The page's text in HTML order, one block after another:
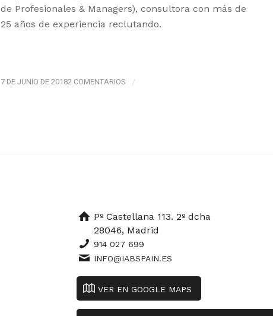
de Profesionales & Managers), consultora con más de
25 años de experiencia reclutando.
7 DE JUNIO DE 20182 COMENTARIOS /
Pº Castellana 113. 2º dcha
28046, Madrid
914 027 699
INFO@IABSPAIN.ES
VER EN GOOGLE MAPS